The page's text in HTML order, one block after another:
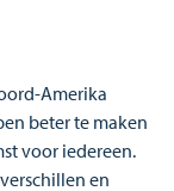
Amerika
beter te maken
voor iedereen.
en